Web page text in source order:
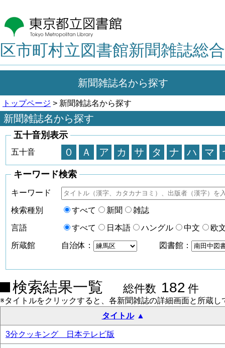
区市町村立図書館新聞雑誌総
新聞雑誌名から探す
トップページ > 新聞雑誌名から探す
新聞雑誌名から探す
五十音別表示
五十音 ０ Ａ ア カ サ タ ナ ハ マ
キーワード検索
キーワード
検索種別 すべて 新聞 雑誌
言語 すべて 日本語 ハングル 中文 欧
所蔵館 自治体： 図書館：
検索結果一覧 総件数 182 件
※タイトルをクリックすると、各新聞雑誌の詳細画面と所蔵
タイトル
3分クッキング 日本テレビ版